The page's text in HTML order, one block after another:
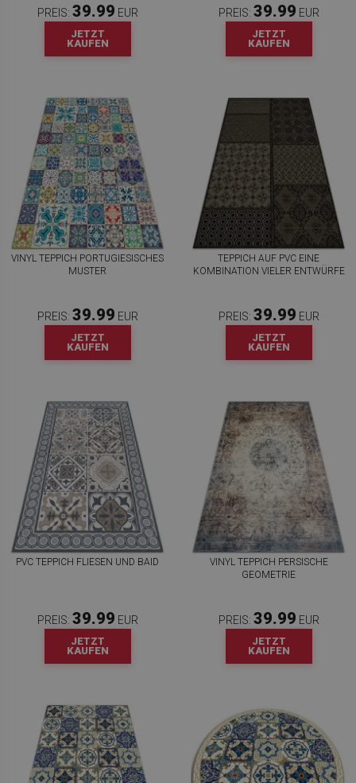
PREIS: 39.99 EUR
JETZT
KAUFEN
PREIS: 39.99 EUR
JETZT
KAUFEN
VINYL TEPPICH PORTUGIESISCHES
MUSTER
PREIS: 39.99 EUR
JETZT
KAUFEN
TEPPICH AUF PVC EINE
KOMBINATION VIELER ENTWÜRFE
PREIS: 39.99 EUR
JETZT
KAUFEN
PVC TEPPICH FLIESEN UND BAID
PREIS: 39.99 EUR
JETZT
KAUFEN
VINYL TEPPICH PERSISCHE
GEOMETRIE
PREIS: 39.99 EUR
JETZT
KAUFEN